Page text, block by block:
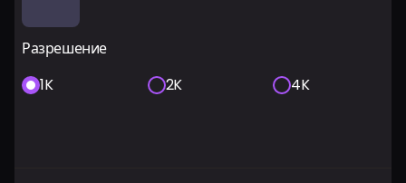
Разрешение
1K
2K 4K